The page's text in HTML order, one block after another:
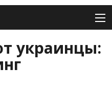
украинцы: